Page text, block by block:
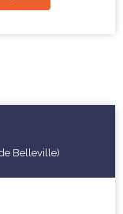
Belleville)